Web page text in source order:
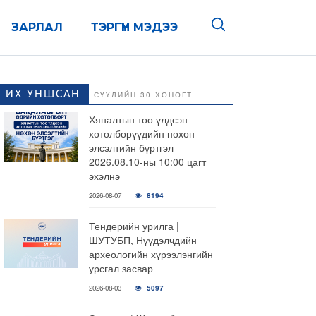
ТЭРГҮҮН МЭДЭЭ
ЗАРЛАЛ
ИХ УНШСАН СҮҮЛИЙН 30 ХОНОГТ
Хяналтын тоо үлдсэн
хөтөлбөрүүдийн нөхөн
элсэлтийн бүртгэл
2026.08.10-ны 10:00 цагт
эхэлнэ
2026-08-07 8194
Тендерийн урилга |
ШУТУБП, Нүүдэлчдийн
археологийн хүрээлэнгийн
урсгал засвар
2026-08-03 5097